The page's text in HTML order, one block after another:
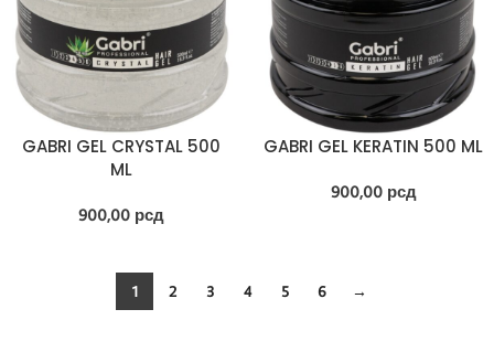
GABRI GEL CRYSTAL 500
ML
900,00 рсд
GABRI GEL KERATIN 500 ML
900,00 рсд
1 2 3 4 5 6 →